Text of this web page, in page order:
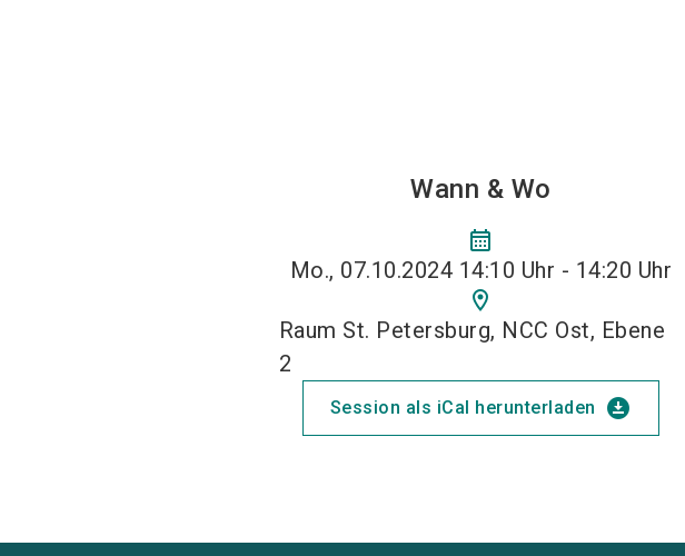
Wann & Wo
calendar_month
Mo., 07.10.2024 14:10 Uhr - 14:20 Uhr
location_on
Raum St. Petersburg, NCC Ost, Ebene
2
Session als iCal herunterladen download_for_offline